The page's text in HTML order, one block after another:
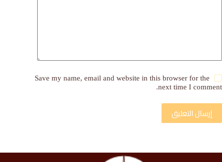
Save my name, email and website in this browser for the
next time I comment.
إرسال التعليق